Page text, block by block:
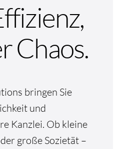
Chaos.
bringen Sie
und
Kanzlei. Ob kleine
große Sozietät –